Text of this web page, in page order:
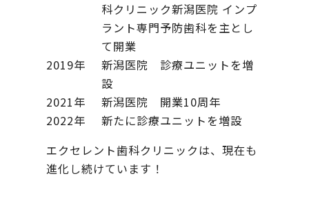
科クリニック新潟医院 インプ
ラント専門予防歯科を主とし
て開業
2019年
新潟医院 診療ユニットを増
設
2021年
新潟医院 開業10周年
2022年
新たに診療ユニットを増設
エクセレント歯科クリニックは、現在も
進化し続けています！